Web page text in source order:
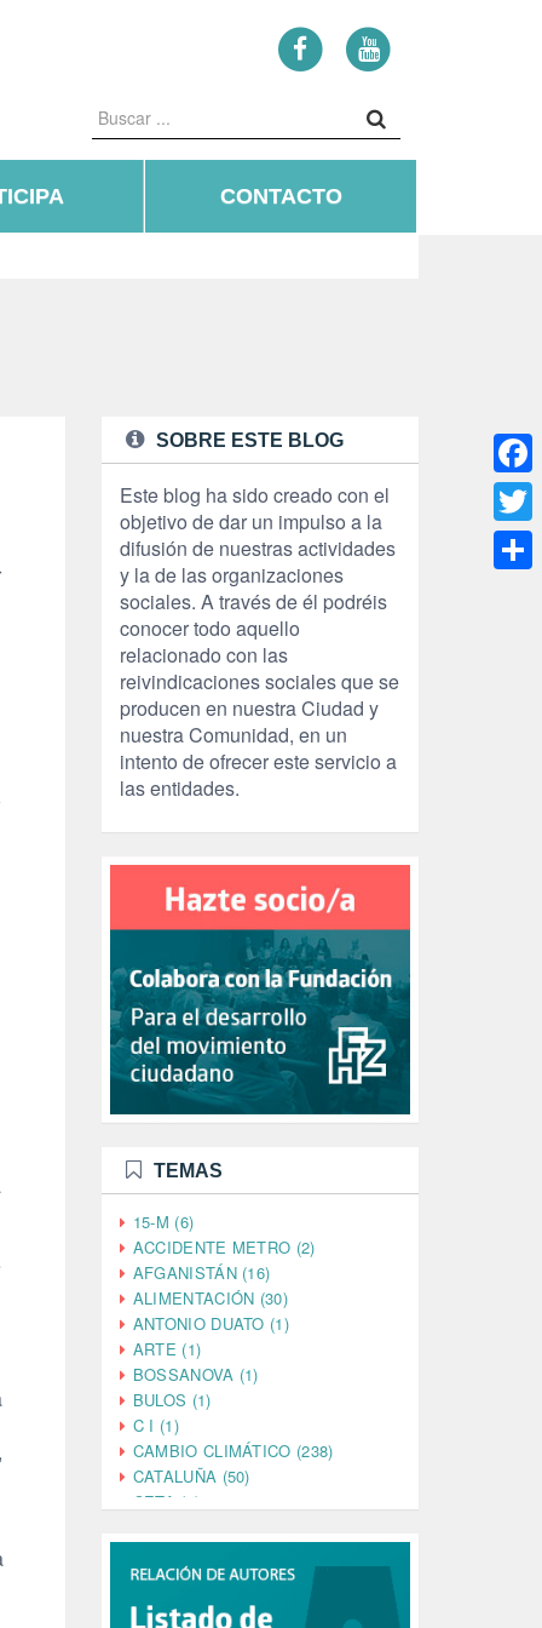
CONTACTO
SOBRE ESTE BLOG
Este blog ha sido creado con el
objetivo de dar un impulso a la
difusión de nuestras actividades
y la de las organizaciones
sociales. A través de él podréis
conocer todo aquello
relacionado con las
reivindicaciones sociales que se
producen en nuestra Ciudad y
nuestra Comunidad, en un
intento de ofrecer este servicio a
las entidades.
TEMAS
15-M (6)
ACCIDENTE METRO (2)
AFGANISTÁN (16)
ALIMENTACIÓN (30)
ANTONIO DUATO (1)
ARTE (1)
BOSSANOVA (1)
BULOS (1)
C I (1)
CAMBIO CLIMÁTICO (238)
CATALUÑA (50)
CETA (2)
CINE (35)
CIUDADANÍA (633)